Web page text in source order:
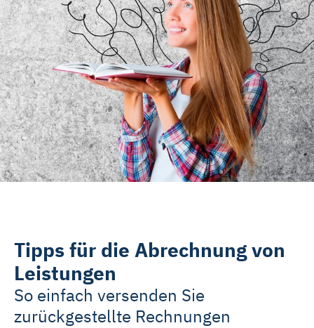
Telematikinfrastruktur (TI)
Tipps für die Abrechnung von
Leistungen
So einfach versenden Sie
zurückgestellte Rechnungen